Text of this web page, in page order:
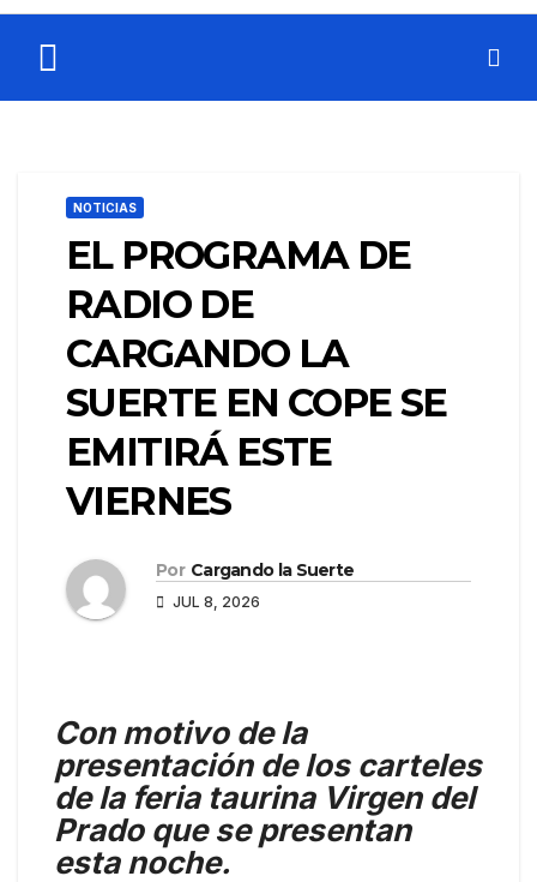
NOTICIAS
EL PROGRAMA DE
RADIO DE
CARGANDO LA
SUERTE EN COPE SE
EMITIRÁ ESTE
VIERNES
Por Cargando la Suerte
JUL 8, 2026
Con motivo de la
presentación de los carteles
de la feria taurina Virgen del
Prado que se presentan
esta noche.